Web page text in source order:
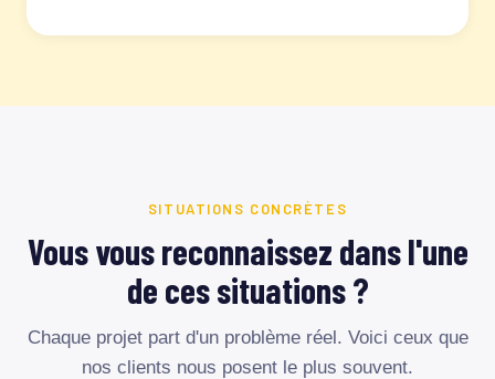
SITUATIONS CONCRÈTES
Vous vous reconnaissez dans l'une
de ces situations ?
Chaque projet part d'un problème réel. Voici ceux que
nos clients nous posent le plus souvent.